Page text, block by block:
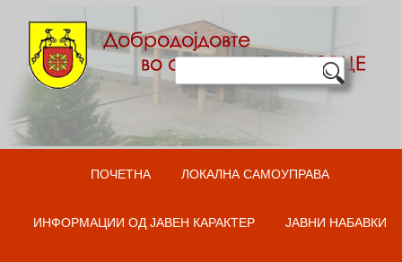
ПОЧЕТНА
ЛОКАЛНА САМОУПРАВА
ИНФОРМАЦИИ ОД ЈАВЕН КАРАКТЕР ЈАВНИ НАБАВКИ